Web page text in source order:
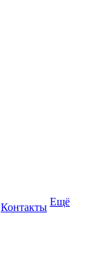
Контакты Ещё